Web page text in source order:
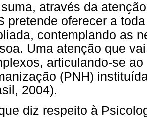
através da
pretende oferecer a
contemplando as
Uma atenção que
articulando-se
(PNH)
2004).
diz respeito à